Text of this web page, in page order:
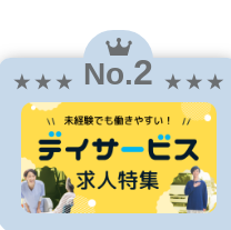
★ ★ ★ No.2 ★ ★ ★